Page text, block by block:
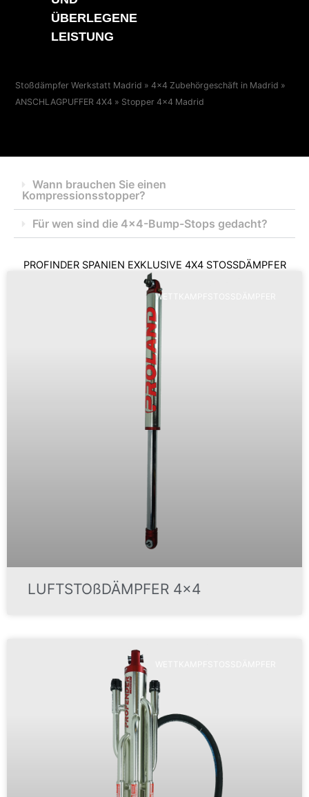
Stoßdämpfer Werkstatt Madrid »4x4 Zubehörgeschäft in Madrid »
ANSCHLAGPUFFER 4X4 » Stopper 4x4 Madrid
ÜBERLEGENE
LEISTUNG
Wann brauchen Sie einen
Kompressionsstopper?
Für wen sind die 4x4-Bump-Stops gedacht?
PROFINDER SPANIEN EXKLUSIVE 4X4 STOSSDÄMPFER
WETTKAMPFSTOSSDÄMPFER
LUFTSTOßDÄMPFER 4×4